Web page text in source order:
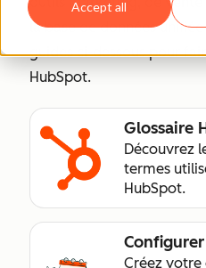
Accept all
la base de données
guides ci-dessous pour
HubSpot.
Glossaire
Découvrez
termes
HubSpot.
Créez